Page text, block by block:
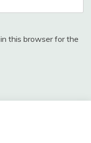
this browser for the